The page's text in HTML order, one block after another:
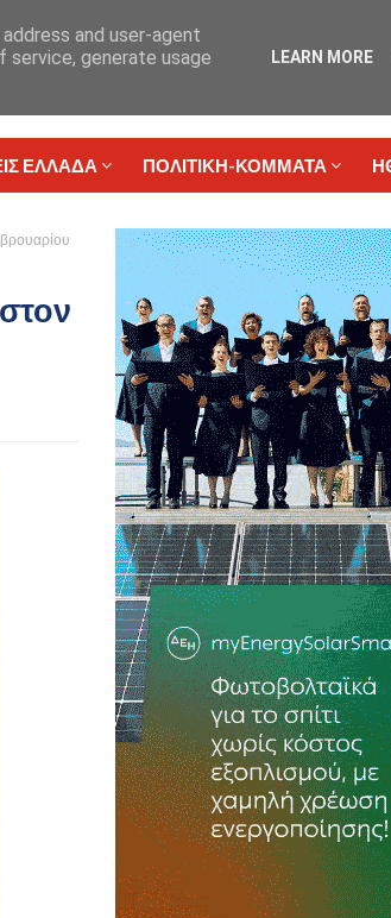
ΕΛΛΑΔΑ ΠΟΛΙΤΙΚΗ-ΚΟΜΜΑΤΑ
and user-agent
service, generate usage
LEARN MORE